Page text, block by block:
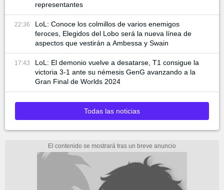
representantes
22:36
LoL: Conoce los colmillos de varios enemigos
feroces, Elegidos del Lobo será la nueva línea de
aspectos que vestirán a Ambessa y Swain
17:43
LoL: El demonio vuelve a desatarse, T1 consigue la
victoria 3-1 ante su némesis GenG avanzando a la
Gran Final de Worlds 2024
Todas las noticias